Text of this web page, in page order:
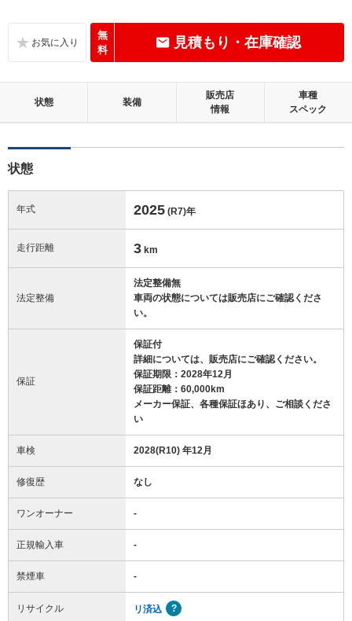
無
料
見積もり・在庫確認
状態 装備
販売店
情報
車種
スペック
状態
年式 2025 (R7)年
走行距離 3 km
法定整備
法定整備無
車両の状態については販売店にご確認くださ
い。
保証
保証付
詳細については、販売店にご確認ください。
保証期限：2028年12月
保証距離：60,000km
メーカー保証、各種保証ほあり、ご相談くださ
い
車検 2028(R10) 年12月
修復歴 なし
ワンオーナー -
正規輸入車 -
禁煙車 -
リサイクル リ済込